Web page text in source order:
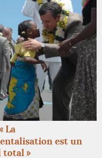
La
est un
total »